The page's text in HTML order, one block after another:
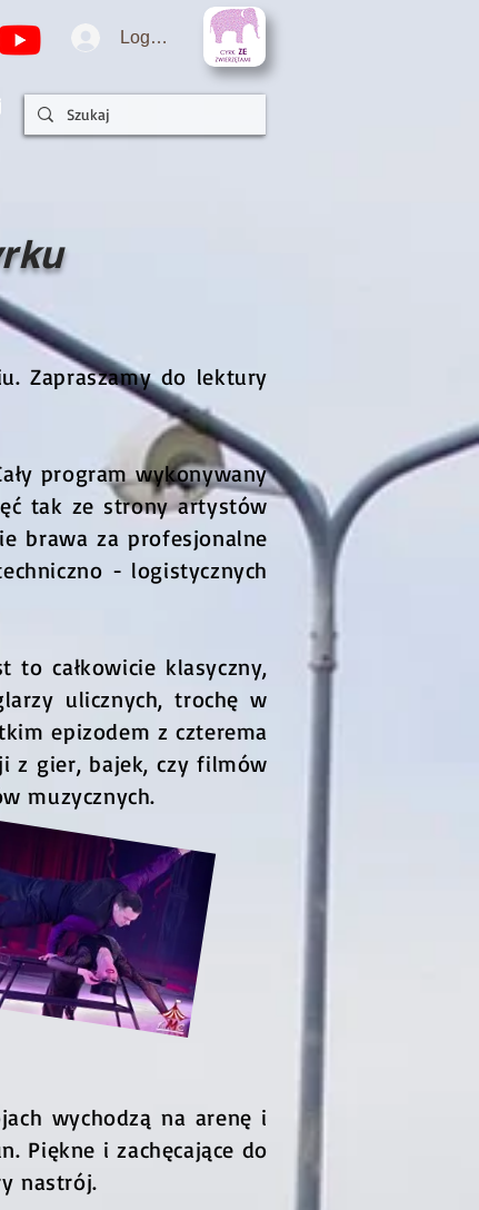
Logowanie
Zapraszamy do lektury
program wykonywany
tak ze strony artystów
brawa za profesjonalne
- logistycznych
całkowicie klasyczny,
ulicznych, trochę w
epizodem z czterema
z gier, bajek, czy filmów
muzycznych.
wychodzą na arenę i
Piękne i zachęcające do
nastrój.